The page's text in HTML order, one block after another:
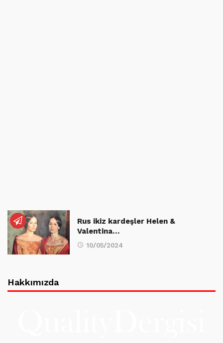
Rus ikiz kardeşler Helen &
Valentina…
10/05/2024
Hakkımızda